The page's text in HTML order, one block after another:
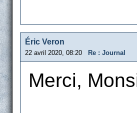
Éric Veron
22 avril 2020, 08:20 Re : Journal
Merci,